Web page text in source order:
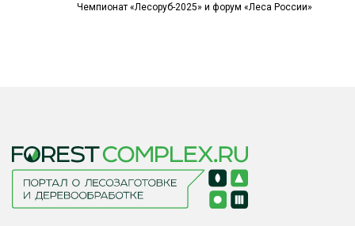
Чемпионат «Лесоруб-2025» и форум «Леса России»